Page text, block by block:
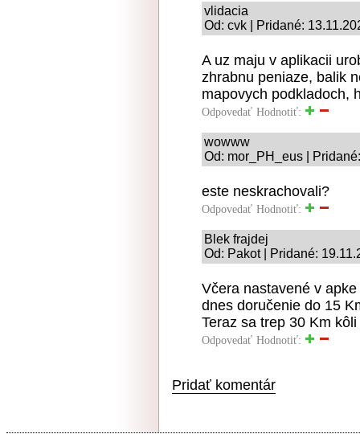
vlidacia
Od: cvk | Pridané:
A uz maju v aplikacii
zhrabnu peniaze, balik
mapovych podkladoch,
Odpovedať Hodnotiť:
wowww
Od: mor_PH_eus |
este neskrachovali?
Odpovedať Hodnotiť:
Blek frajdej
Od: Pakot | Pridané:
Včera nastavené v
dnes doručenie do 15
Teraz sa trep 30 Km
Odpovedať Hodnotiť:
Pridať komentár